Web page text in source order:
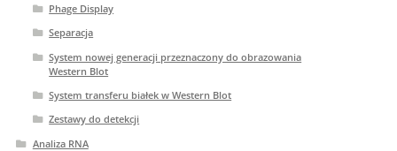
Phage Display
Separacja
System nowej generacji przeznaczony do obrazowania
Western Blot
System transferu białek w Western Blot
Zestawy do detekcji
Analiza RNA